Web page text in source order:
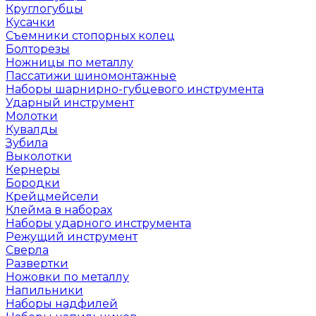
Круглогубцы
Кусачки
Съемники стопорных колец
Болторезы
Ножницы по металлу
Пассатижи шиномонтажные
Наборы шарнирно-губцевого инструмента
Ударный инструмент
Молотки
Кувалды
Зубила
Выколотки
Кернеры
Бородки
Крейцмейсели
Клейма в наборах
Наборы ударного инструмента
Режущий инструмент
Сверла
Развертки
Ножовки по металлу
Напильники
Наборы надфилей